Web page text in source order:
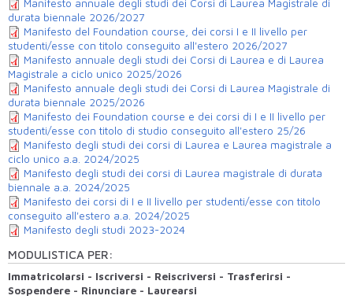
Manifesto annuale degli studi dei Corsi di Laurea Magistrale di
durata biennale 2026/2027
Manifesto del Foundation course, dei corsi I e II livello per
studenti/esse con titolo conseguito all'estero 2026/2027
Manifesto annuale degli studi dei Corsi di Laurea e di Laurea
Magistrale a ciclo unico 2025/2026
Manifesto annuale degli studi dei Corsi di Laurea Magistrale di
durata biennale 2025/2026
Manifesto dei Foundation course e dei corsi di I e II livello per
studenti/esse con titolo di studio conseguito all'estero 25/26
Manifesto degli studi dei corsi di Laurea e Laurea magistrale a
ciclo unico a.a. 2024/2025
Manifesto degli studi dei corsi di Laurea magistrale di durata
biennale a.a. 2024/2025
Manifesto dei corsi di I e II livello per studenti/esse con titolo
conseguito all'estero a.a. 2024/2025
Manifesto degli studi 2023-2024
MODULISTICA PER:
Immatricolarsi - Iscriversi - Reiscriversi - Trasferirsi -
Sospendere - Rinunciare - Laurearsi